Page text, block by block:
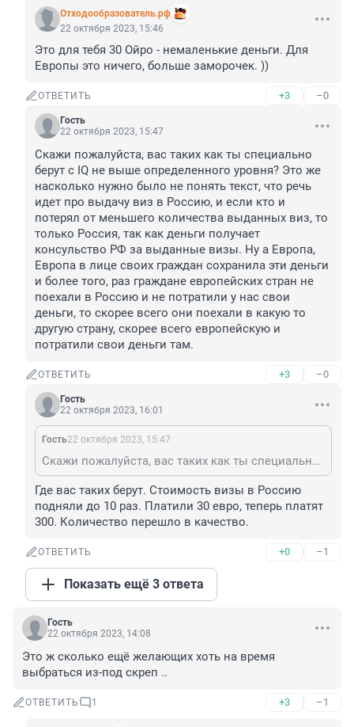
Отходообразователь.рф
22 октября 2023, 15:46
Это для тебя 30 Ойро - немаленькие деньги. Для
Европы это ничего, больше заморочек. ))
ОТВЕТИТЬ +3 –0
Гость
22 октября 2023, 15:47
Скажи пожалуйста, вас таких как ты специально
берут с IQ не выше определенного уровня? Это же
насколько нужно было не понять текст, что речь
идет про выдачу виз в Россию, и если кто и
потерял от меньшего количества выданных виз, то
только Россия, так как деньги получает
консульство РФ за выданные визы. Ну а Европа,
Европа в лице своих граждан сохранила эти деньги
и более того, раз граждане европейских стран не
поехали в Россию и не потратили у нас свои
деньги, то скорее всего они поехали в какую то
другую страну, скорее всего европейскую и
потратили свои деньги там.
ОТВЕТИТЬ +3 –0
Гость
22 октября 2023, 16:01
Гость22 октября 2023, 15:47
Скажи пожалуйста, вас таких как ты специально берут с IQ не выше определенного уровня? Это же насколько нужно было не понять текст, что речь идет про выдачу виз в Россию, и если кто и потерял от меньшего количества выданных виз, то только Россия, так как деньги получает консульство РФ за выданные визы. Ну а Европа, Европа в лице своих граждан сохранила эти деньги и более того, раз граждане европейских стран не поехали в Россию и не потратили у нас свои деньги, то скорее всего они поехали в какую то другую страну, скорее всего европейскую и потратили свои деньги там.
Где вас таких берут. Стоимость визы в Россию
подняли до 10 раз. Платили 30 евро, теперь платят
300. Количество перешло в качество.
ОТВЕТИТЬ +0 –1
Показать ещё 3 ответа
Гость
22 октября 2023, 14:08
Это ж сколько ещё желающих хоть на время
выбраться из-под скреп ..
ОТВЕТИТЬ 1 +3 –1